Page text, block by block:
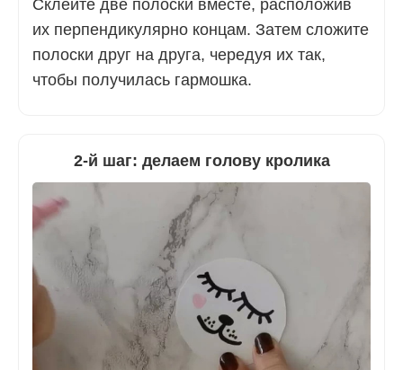
Склейте две полоски вместе, расположив
их перпендикулярно концам. Затем сложите
полоски друг на друга, чередуя их так,
чтобы получилась гармошка.
2-й шаг: делаем голову кролика